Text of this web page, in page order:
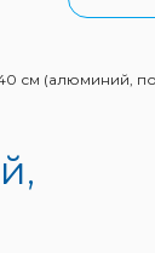
см (алюминий,